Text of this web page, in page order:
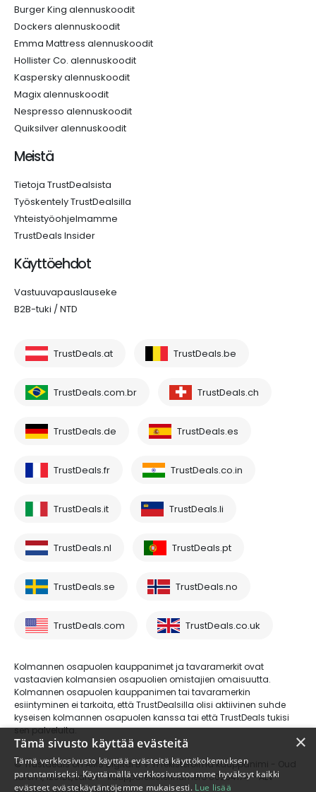
Burger King alennuskoodit
Dockers alennuskoodit
Emma Mattress alennuskoodit
Hollister Co. alennuskoodit
Kaspersky alennuskoodit
Magix alennuskoodit
Nespresso alennuskoodit
Quiksilver alennuskoodit
Meistä
Tietoja TrustDealsista
Työskentely TrustDealsilla
Yhteistyöohjelmamme
TrustDeals Insider
Käyttöehdot
Vastuuvapauslauseke
B2B-tuki / NTD
TrustDeals.at TrustDeals.be
TrustDeals.com.br TrustDeals.ch
TrustDeals.de TrustDeals.es
TrustDeals.fr TrustDeals.co.in
TrustDeals.it TrustDeals.li
TrustDeals.nl TrustDeals.pt
TrustDeals.se TrustDeals.no
TrustDeals.com TrustDeals.co.uk
Kolmannen osapuolen kauppanimet ja tavaramerkit ovat
vastaavien kolmansien osapuolien omistajien omaisuutta.
Kolmannen osapuolen kauppanimen tai tavaramerkin
esiintyminen ei tarkoita, että TrustDealsilla olisi aktiivinen suhde
kyseisen kolmannen osapuolen kanssa tai että TrustDeals tukisi
sen palveluita.
© Trustdeals on AMS Digital B.V.:n rekisteröimä kauppanimi - Oud
Laren 1, 1251BL, Laren - kaupparekisterinumero 80264174 - ALV-
numero: NL861609360B01
×
Tämä sivusto käyttää evästeitä
Tämä verkkosivusto käyttää evästeitä käyttökokemuksen
parantamiseksi. Käyttämällä verkkosivustoamme hyväksyt kaikki
evästeet evästekäytäntöjemme mukaisesti. Lue lisää